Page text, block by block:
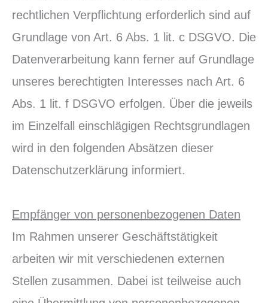
rechtlichen Verpflichtung erforderlich sind auf
Grundlage von Art. 6 Abs. 1 lit. c DSGVO. Die
Datenverarbeitung kann ferner auf Grundlage
unseres berechtigten Interesses nach Art. 6
Abs. 1 lit. f DSGVO erfolgen. Über die jeweils
im Einzelfall einschlägigen Rechtsgrundlagen
wird in den folgenden Absätzen dieser
Datenschutzerklärung informiert.
Empfänger von personenbezogenen Daten
Im Rahmen unserer Geschäftstätigkeit
arbeiten wir mit verschiedenen externen
Stellen zusammen. Dabei ist teilweise auch